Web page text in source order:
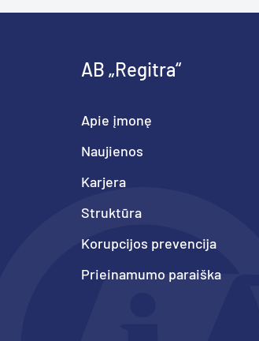
AB „Regitra“
Apie įmonę
Naujienos
Karjera
Struktūra
Korupcijos prevencija
Prieinamumo paraiška